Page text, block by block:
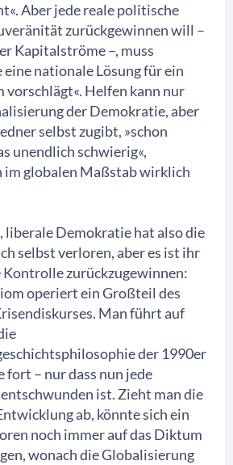
Aber jede reale politische
zurückgewinnen will –
Kapitalströme –, muss
eine nationale Lösung für ein
vorschlägt«. Helfen kann nur
der Demokratie, aber
selbst zugibt, »schon
unendlich schwierig«,
im globalen Maßstab wirklich
liberale Demokratie hat also die
selbst verloren, aber es ist ihr
Kontrolle zurückzugewinnen:
operiert ein Großteil des
Man führt auf
der 1990er
fort – nur dass nun jede
ist. Zieht man die
ab, könnte sich ein
noch immer auf das Diktum
wonach die Globalisierung